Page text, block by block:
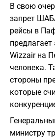
В свою
запрет
рейсы в
Wizzair на
человека.
стороны
которые
министру